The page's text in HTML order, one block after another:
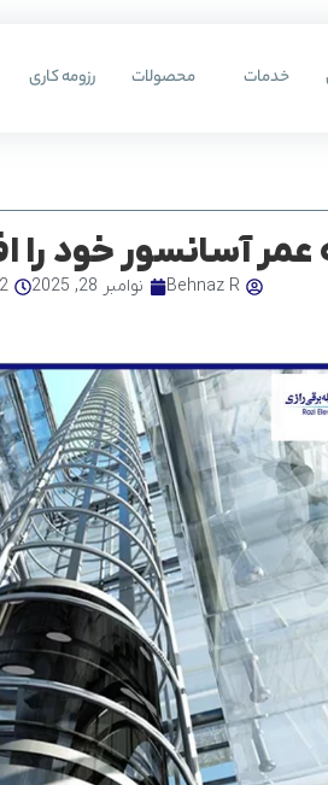
خدمات محصولات رزومه کاری
عمر آسانسور خود را
Behnaz R نوامبر 28, 2025